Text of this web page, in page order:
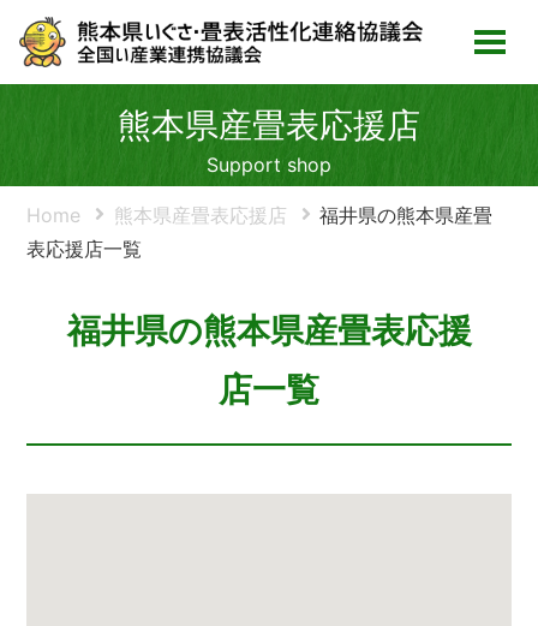
熊本県産畳表応援店
Support shop
Home 熊本県産畳表応援店
福井県の熊本県産畳
表応援店一覧
福井県の熊本県産畳表応援
店一覧